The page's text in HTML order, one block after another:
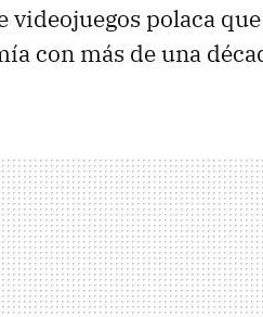
videojuegos polaca
con más de una